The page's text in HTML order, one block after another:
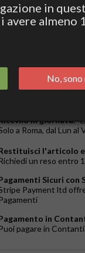
Italia 2/3
in giornata.
a Roma, dal Lun
l'articolo
Richiedi un reso entro
Sicuri con
Payment ltd
Pagamenti
in
Puoi pagare in
in
avere almeno
No,